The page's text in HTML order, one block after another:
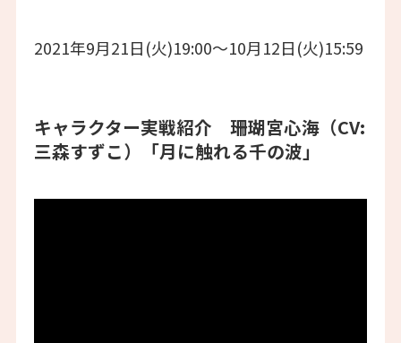
2021年9月21日(火)19:00～10月12日(火)15:59
キャラクター実戦紹介 珊瑚宮心海（CV:
三森すずこ）「月に触れる千の波」